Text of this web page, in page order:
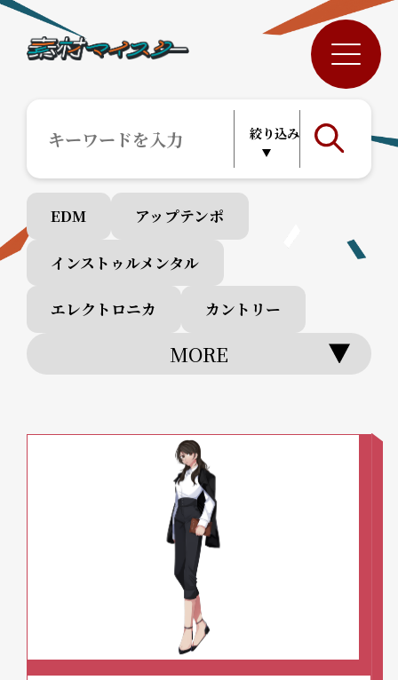
EDM アップテンポ
インストゥルメンタル
エレクトロニカ カントリー
MORE